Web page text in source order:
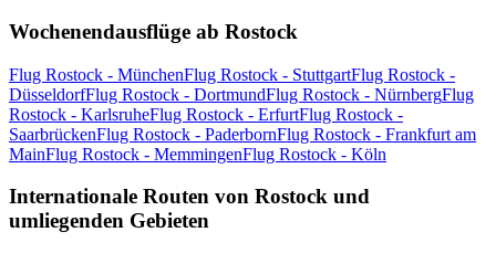
Wochenendausflüge ab Rostock
Flug Rostock - MünchenFlug Rostock - StuttgartFlug Rostock -
DüsseldorfFlug Rostock - DortmundFlug Rostock - NürnbergFlug
Rostock - KarlsruheFlug Rostock - ErfurtFlug Rostock -
SaarbrückenFlug Rostock - PaderbornFlug Rostock - Frankfurt am
MainFlug Rostock - MemmingenFlug Rostock - Köln
Internationale Routen von Rostock und
umliegenden Gebieten